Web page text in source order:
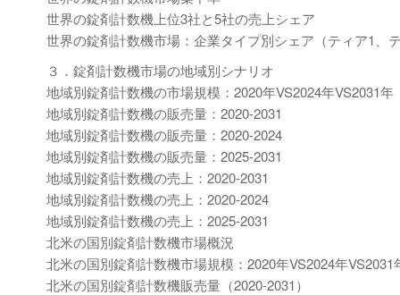
世界の錠剤計数機上位3社と5社の売上シェア
世界の錠剤計数機市場：企業タイプ別シェア（ティア1、
３．錠剤計数機市場の地域別シナリオ
地域別錠剤計数機の市場規模：2020年VS2024年VS2031年
地域別錠剤計数機の販売量：2020-2031
地域別錠剤計数機の販売量：2020-2024
地域別錠剤計数機の販売量：2025-2031
地域別錠剤計数機の売上：2020-2031
地域別錠剤計数機の売上：2020-2024
地域別錠剤計数機の売上：2025-2031
北米の国別錠剤計数機市場概況
北米の国別錠剤計数機市場規模：2020年VS2024年VS2031
北米の国別錠剤計数機販売量（2020-2031）